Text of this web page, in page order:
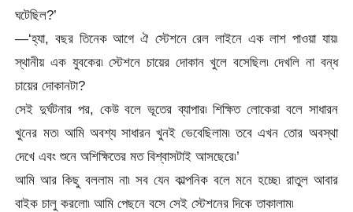
ঘটেছিল?’
—‘হ্যা, বছর তিনেক আগে ঐ স্টেশনে রেল লাইনে এক লাশ পাওয়া যায়৷
স্থানীয় এক যুবকের৷ স্টেশনে চায়ের দোকান খুলে বসেছিল৷ দেখলি না বন্ধ
চায়ের দোকানটা?
সেই দুর্ঘটনার পর, কেউ বলে ভূতের ব্যাপার৷ শিক্ষিত লোকেরা বলে সাধারন
খুনের মত৷ আমি অবশ্য সাধারন খুনই ভেবেছিলাম৷ তবে এখন তোর অবস্থা
দেখে এবং শুনে অশিক্ষিতের মত বিশ্বাসটাই আসছেরে৷’
আমি আর কিছু বললাম না৷ সব যেন কাল্পনিক বলে মনে হচ্ছে৷ রাতুল আবার
বাইক চালু করলো৷ আমি পেছনে বসে সেই স্টেশনের দিকে তাকালাম৷